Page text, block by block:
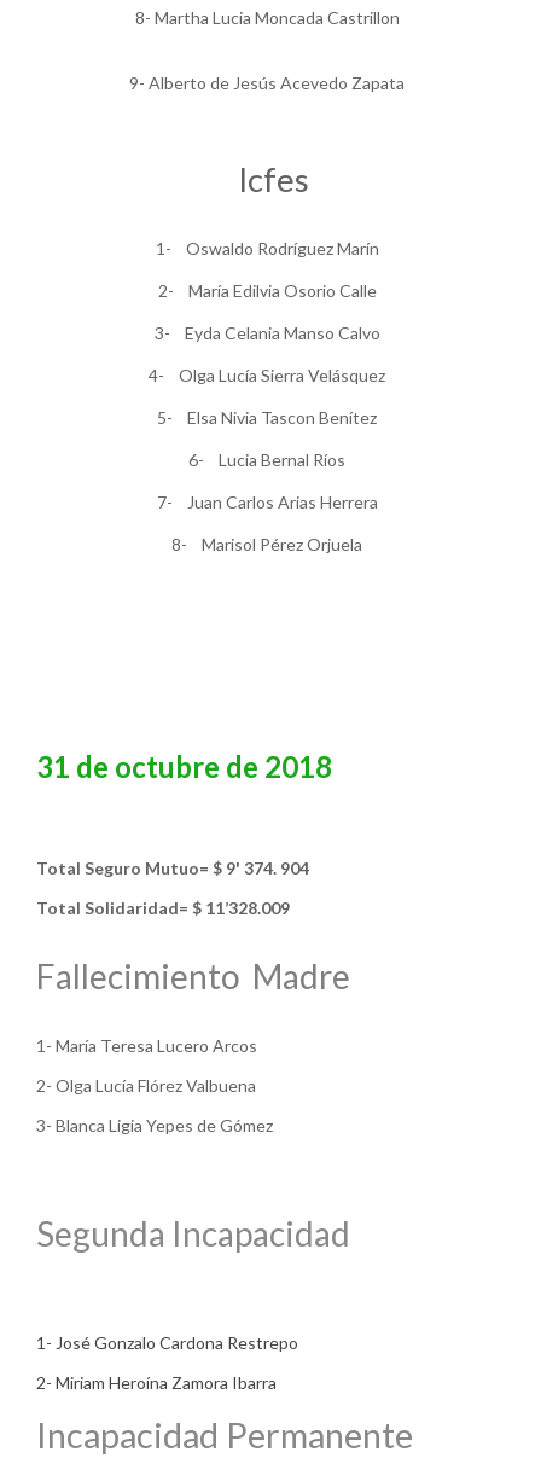
8- Martha Lucia Moncada Castrillon
9- Alberto de Jesús Acevedo Zapata
Icfes
1- Oswaldo Rodríguez Marín
2- María Edilvia Osorio Calle
3- Eyda Celania Manso Calvo
4- Olga Lucía Sierra Velásquez
5- Elsa Nivia Tascon Benítez
6- Lucia Bernal Ríos
7- Juan Carlos Arias Herrera
8- Marisol Pérez Orjuela
31 de octubre de 2018
Total Seguro Mutuo= $ 9' 374. 904
Total Solidaridad= $ 11’328.009
Fallecimiento Madre
1- María Teresa Lucero Arcos
2- Olga Lucía Flórez Valbuena
3- Blanca Ligia Yepes de Gómez
Segunda Incapacidad
1- José Gonzalo Cardona Restrepo
2- Miriam Heroína Zamora Ibarra
Incapacidad Permanente